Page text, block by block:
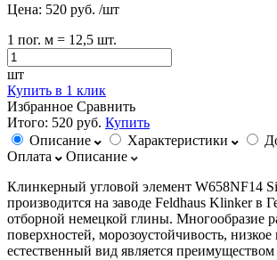
Цена: 520 руб. /шт
1 пог. м = 12,5 шт.
шт
Купить в 1 клик
Избранное Сравнить
Итого: 520 руб. Купить
Описание
Характеристики
Оплата
Описание
Клинкерный угловой элемент W658NF14
производится на заводе Feldhaus Klinker в
отборной немецкой глины. Многообразие
поверхностей, морозоустойчивость,
естественный вид является